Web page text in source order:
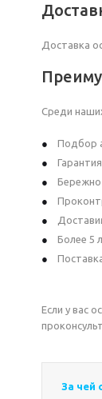
Доставка
Среди
Подбор
Бережно
Более 5
Если у вас
За чей